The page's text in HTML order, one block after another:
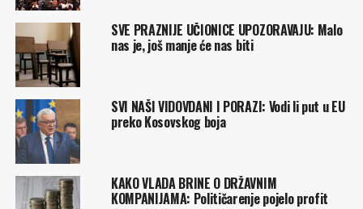
SVE PRAZNIJE UČIONICE UPOZORAVAJU: Malo
nas je, još manje će nas biti
SVI NAŠI VIDOVDANI I PORAZI: Vodi li put u EU
preko Kosovskog boja
KAKO VLADA BRINE O DRŽAVNIM
KOMPANIJAMA: Političarenje pojelo profit